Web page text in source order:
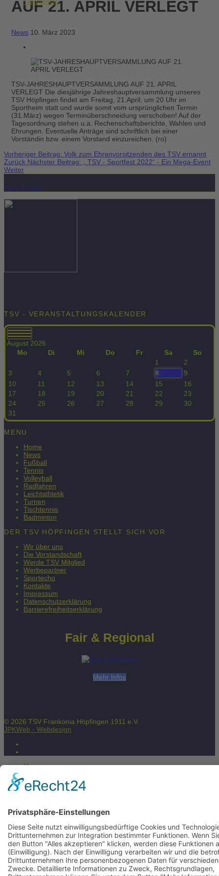
Tischtennis
AUF 21. APRIL VERLEGT
News 10. März 2023
TSV-JAHRESHAUPTVERSAMMLUNG AUF 21. APRIL
VERLEGT Die diesjährige Jahreshauptversammlung unseres
TSV Höpfingen findet am Freitag, 21.April, um 20 Uhr im
Sportheim statt und wurde somit vom ursprünglichen Termin
(31.März) wegen Terminüberschneidung verschoben! Auf der
Tagesordnung stehen u.a. Rechenschaftsberichte, Wahlen und
Ehrungen. Eventuelle Anträge sind schriftlich bei einer
Vorständin bzw. einem Vorstand einzureichen. (ro)
Vorheriger Beitrag: Volk zum Ehrenvorsitzenden des TSV ernannt
Zurück Nächster Beitrag: „ TSV - Sportfest 2022“ - Ein Mega-Event
Weiter
Back To Top
TSV - VERANSTALTUNGSKALENDER
August 2026
Mo
Di Mi Do Fr Sa
So
1
2
3
4 5 6 7 8
9
10
11 12 13 14 15
16
17
18 19 20 21 22
23
24
25 26 27 28 29
30
31
MENU
Home
News
Fußball
Tennis
Volleyball
Radfahren
Leichtathletik
Turnen
Tischtennis
Badminton
DER TSV HÖPFINGEN STELLT SICH VOR
Wir über uns
Die Vorstandschaft
Werde TSV Mitglied
Werbepartner
Sportecho
Kontakte
Impressum
Datenschutzerklärung
Barrierefreiheitserklärung
Fair & Regional
Mehr Infos
© 2026 TSV Frankonia Höpfingen 1911 e.V.
JPKWeb - Webdesign
Home
Fußball
Tennis
Leichtathletik
Tischtennis
Badminton